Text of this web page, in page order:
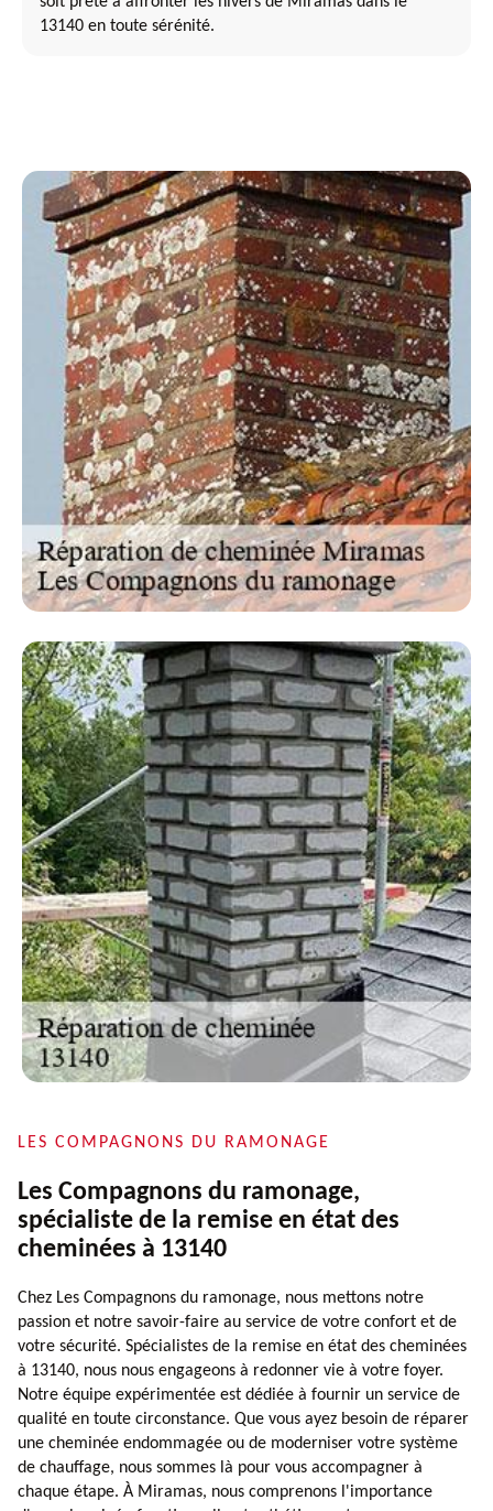
13140 en toute sérénité.
LES COMPAGNONS DU RAMONAGE
Les Compagnons du ramonage,
spécialiste de la remise en état des
cheminées à 13140
Chez Les Compagnons du ramonage, nous mettons notre
passion et notre savoir-faire au service de votre confort et de
votre sécurité. Spécialistes de la remise en état des cheminées
à 13140, nous nous engageons à redonner vie à votre foyer.
Notre équipe expérimentée est dédiée à fournir un service de
qualité en toute circonstance. Que vous ayez besoin de réparer
une cheminée endommagée ou de moderniser votre système
de chauffage, nous sommes là pour vous accompagner à
chaque étape. À Miramas, nous comprenons l'importance